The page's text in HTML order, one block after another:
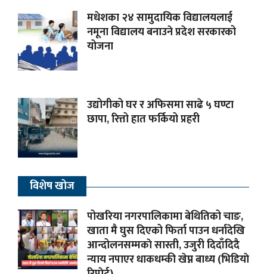
मधेशका २४ सामुदायिक विद्यालयलाई
नमूना विद्यालय बनाउने प्रदेश सरकारको
योजना
उद्योगीको घर र अफिसमा साढे ५ घण्टा
छापा, रित्तो हात फर्कियो प्रहरी
विशेष खोज
पोखरिया नगरपालिकामा बेथितिको चाङ,
खाता मै घुस दिएको फिर्ता पाउन धर्नादेखि
आन्दोलनसम्मकाे सास्ती, उजुरी दिदाँदिदै
न्याय नपाएर धाकधम्की खेप्न बाध्य (भिडियाे